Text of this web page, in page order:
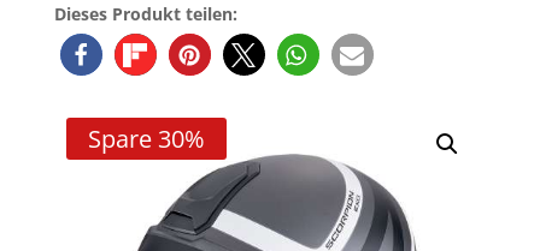
Dieses Produkt teilen:
Spare 30%
II
Riva
Matt
Menge